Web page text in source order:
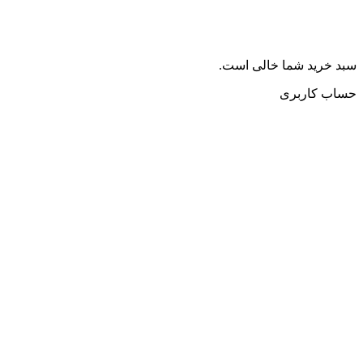
سبد خرید شما خالی است.
حساب کاربری